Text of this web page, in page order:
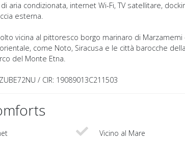
aria condizionata, internet Wi-Fi, TV satellitare,
esterna.
vicina al pittoresco borgo marinaro di
come Noto, Siracusa e le città barocche
del Monte Etna.
/ CIR: 19089013C211503
Vicino al Mare